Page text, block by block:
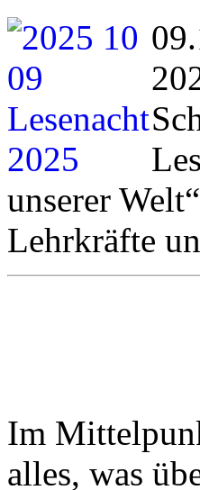
unserer
Lehrkräfte
Im
alles, was